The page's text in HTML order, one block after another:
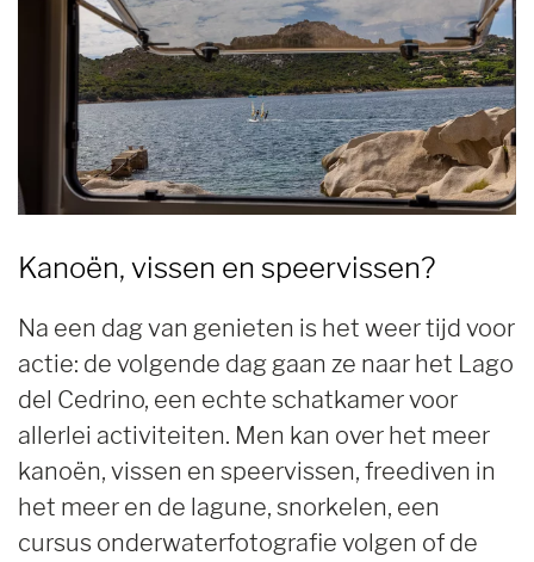
Kanoën, vissen en speervissen?
Na een dag van genieten is het weer tijd voor
actie: de volgende dag gaan ze naar het Lago
del Cedrino, een echte schatkamer voor
allerlei activiteiten. Men kan over het meer
kanoën, vissen en speervissen, freediven in
het meer en de lagune, snorkelen, een
cursus onderwaterfotografie volgen of de